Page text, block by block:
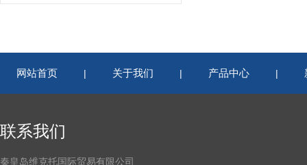
网站首页 | 关于我们 | 产品中心 |
联系我们
秦皇岛维克托国际贸易有限公司